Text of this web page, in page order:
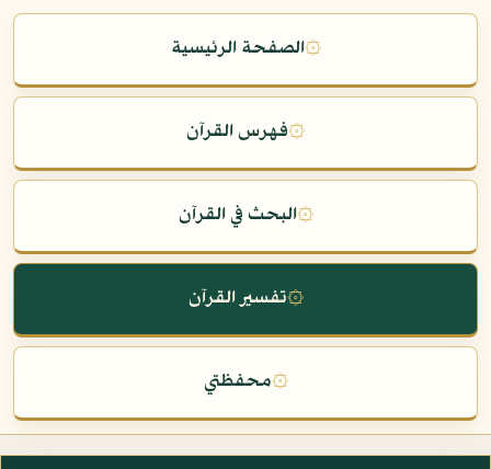
۞الصفحة الرئيسية
۞فهرس القرآن
۞البحث في القرآن
۞تفسير القرآن
۞محفظتي